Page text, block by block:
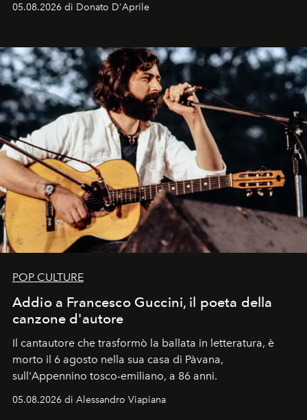
Kate, Claudia e Carla una dietro l'altra. Trent'anni dopo,
uno dei documenti più contemporanei che abbiamo.
05.08.2026 di Donato D'Aprile
POP CULTURE
Addio a Francesco Guccini, il poeta della
canzone d'autore
Il cantautore che trasformò la ballata in letteratura, è
morto il 6 agosto nella sua casa di Pàvana,
sull'Appennino tosco-emiliano, a 86 anni.
05.08.2026 di Alessandro Viapiana